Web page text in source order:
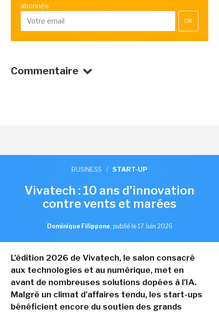
abonnés
OK
Commentaire
BUSINESS / START-UP
Vivatech : 10 ans d'innovation
contre vents et marées
Dominique Filippone, publié le 17 Juin 2026
L'édition 2026 de Vivatech, le salon consacré
aux technologies et au numérique, met en
avant de nombreuses solutions dopées à l'IA.
Malgré un climat d'affaires tendu, les start-ups
bénéficient encore du soutien des grands